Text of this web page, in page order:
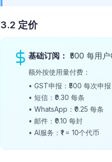
3.2 定价
基础订阅： ₹500 每用户
额外按使用量付费：
• GST申报：₹500 每次申报
• 短信：₹0.30 每条
• WhatsApp：₹0.25 每条
• 邮件：₹0.10 每封
• AI服务：₹1 = 10个代币